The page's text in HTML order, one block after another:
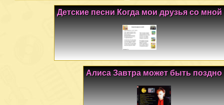
Детские песни Когда мои друзья со мной
Алиса Завтра может быть поздно